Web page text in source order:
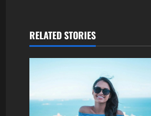
RELATED STORIES